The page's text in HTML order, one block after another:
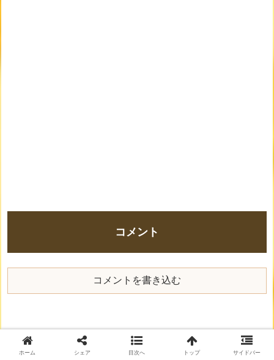
コメント
コメントを書き込む
ホーム シェア 目次へ トップ サイドバー